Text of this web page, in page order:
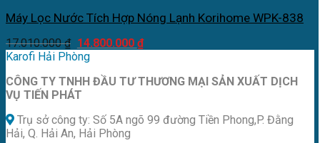
Máy Lọc Nước Tích Hợp Nóng Lạnh Korihome WPK-838
17.010.000₫ Giá
gốc
17.010.000 ₫.
14.800.000 ₫Giá
là:
Karofi Hải Phòng
CÔNG TY TNHH ĐẦU TƯ THƯƠNG MẠI SẢN XUẤT DỊCH
VỤ TIẾN PHÁT
Trụ sở công ty: Số 5A ngõ 99 đường Tiền Phong,P. Đằng
Hải, Q. Hải An, Hải Phòng